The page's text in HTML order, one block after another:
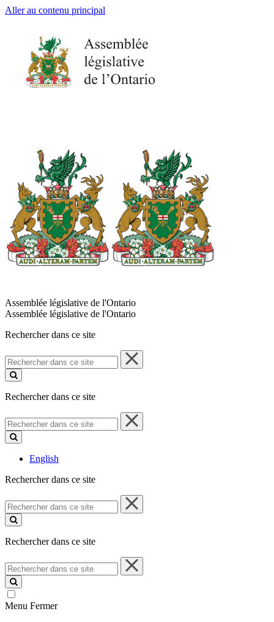
Aller au contenu principal
Assemblée législative de l'Ontario
Assemblée législative de l'Ontario
Rechercher dans ce site
Rechercher
dans
ce
Rechercher dans ce site
Rechercher
dans
ce
English
Rechercher dans ce site
Rechercher
dans
ce
Rechercher dans ce site
Rechercher
dans
ce
site
Menu Fermer